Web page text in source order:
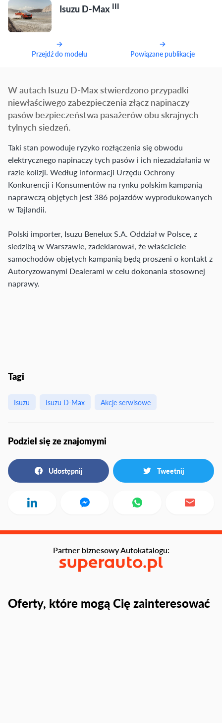
Isuzu D-Max III
Przejdź do modelu Powiązane publikacje
W autach Isuzu D-Max stwierdzono przypadki
niewłaściwego zabezpieczenia złącz napinaczy
pasów bezpieczeństwa pasażerów obu skrajnych
tylnych siedzeń.
Taki stan powoduje ryzyko rozłączenia się obwodu
elektrycznego napinaczy tych pasów i ich niezadziałania w
razie kolizji. Według informacji Urzędu Ochrony
Konkurencji i Konsumentów na rynku polskim kampanią
naprawczą objętych jest 386 pojazdów wyprodukowanych
w Tajlandii.
Polski importer, Isuzu Benelux S.A. Oddział w Polsce, z
siedzibą w Warszawie, zadeklarował, że właściciele
samochodów objętych kampanią będą proszeni o kontakt z
Autoryzowanymi Dealerami w celu dokonania stosownej
naprawy.
Tagi
Isuzu Isuzu D-Max Akcje serwisowe
Podziel się ze znajomymi
Udostępnij Tweetnij
Oferty, które mogą Cię zainteresować
Partner biznesowy Autokatalogu: